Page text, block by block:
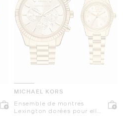
MICHAEL KORS
Ensemble de montres
Lexington dorées pour elle